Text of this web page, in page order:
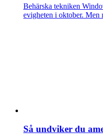
Behärska tekniken
evigheten i oktober.
Så undviker du